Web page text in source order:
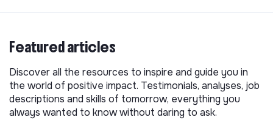
Featured articles
Discover all the resources to inspire and guide you in
the world of positive impact. Testimonials, analyses, job
descriptions and skills of tomorrow, everything you
always wanted to know without daring to ask.